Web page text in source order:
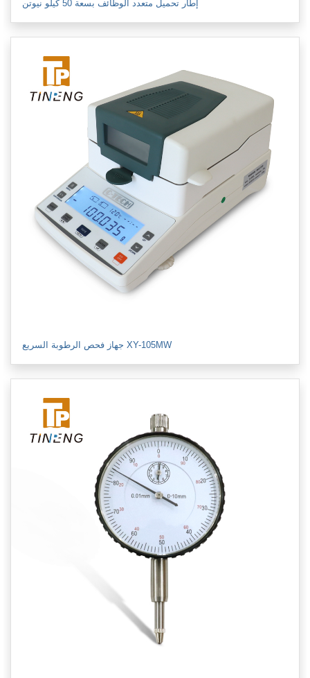
إطار تحميل متعدد الوظائف بسعة 50 كيلو نيوتن
جهاز فحص الرطوبة السريع XY-105MW